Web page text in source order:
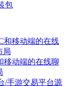
包
移动端的在线聊